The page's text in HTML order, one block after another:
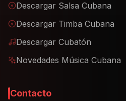
Descargar Salsa Cubana
Descargar Timba Cubana
Descargar Cubatón
Novedades Música Cubana
Contacto